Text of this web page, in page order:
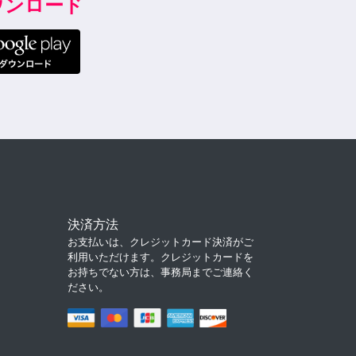
ロード
決済方法
お支払いは、クレジットカード決済がご
利用いただけます。クレジットカードを
お持ちでない方は、事務局までご連絡く
ださい。